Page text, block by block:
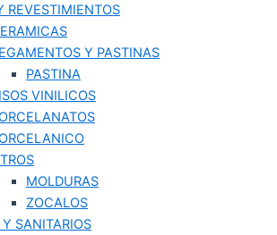
REVESTIMIENTOS
Y PASTINAS
PASTINA
VINILICOS
MOLDURAS
ZOCALOS
SANITARIOS